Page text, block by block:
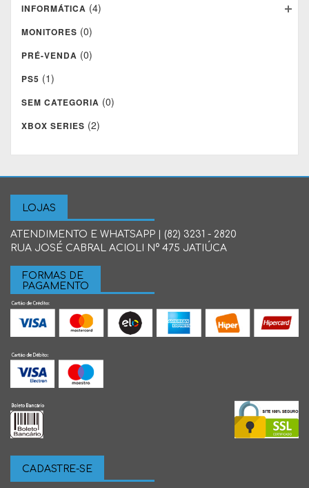
INFORMÁTICA (4)
MONITORES (0)
PRÉ-VENDA (0)
PS5 (1)
SEM CATEGORIA (0)
XBOX SERIES (2)
LOJAS
ATENDIMENTO E WHATSAPP | (82) 3231 - 2820
RUA JOSÉ CABRAL ACIOLI N° 475 JATIÚCA
FORMAS DE
PAGAMENTO
CADASTRE-SE